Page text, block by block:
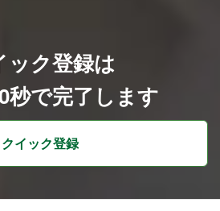
ック登録は
秒で完了します
クイック登録